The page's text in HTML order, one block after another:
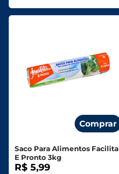
Comprar
Saco Para Alimentos Facilita
E Pronto 3kg
R$ 5,99